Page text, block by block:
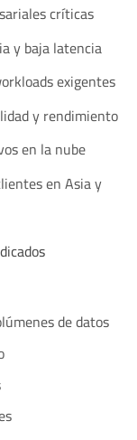
críticas
y baja latencia
exigentes
y rendimiento
en la nube
en Asia y
de datos